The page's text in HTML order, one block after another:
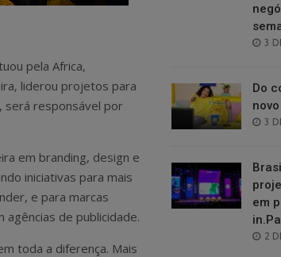
pela Africa,
liderou projetos para
será responsável por
em branding, design e
iniciativas para mais
e para marcas
de publicidade.
toda a diferença. Mais
3
Do
3
em
2